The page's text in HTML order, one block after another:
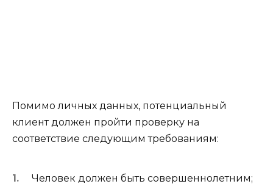
Помимо личных данных, потенциальный
клиент должен пройти проверку на
соответствие следующим требованиям:
Человек должен быть совершеннолетним;